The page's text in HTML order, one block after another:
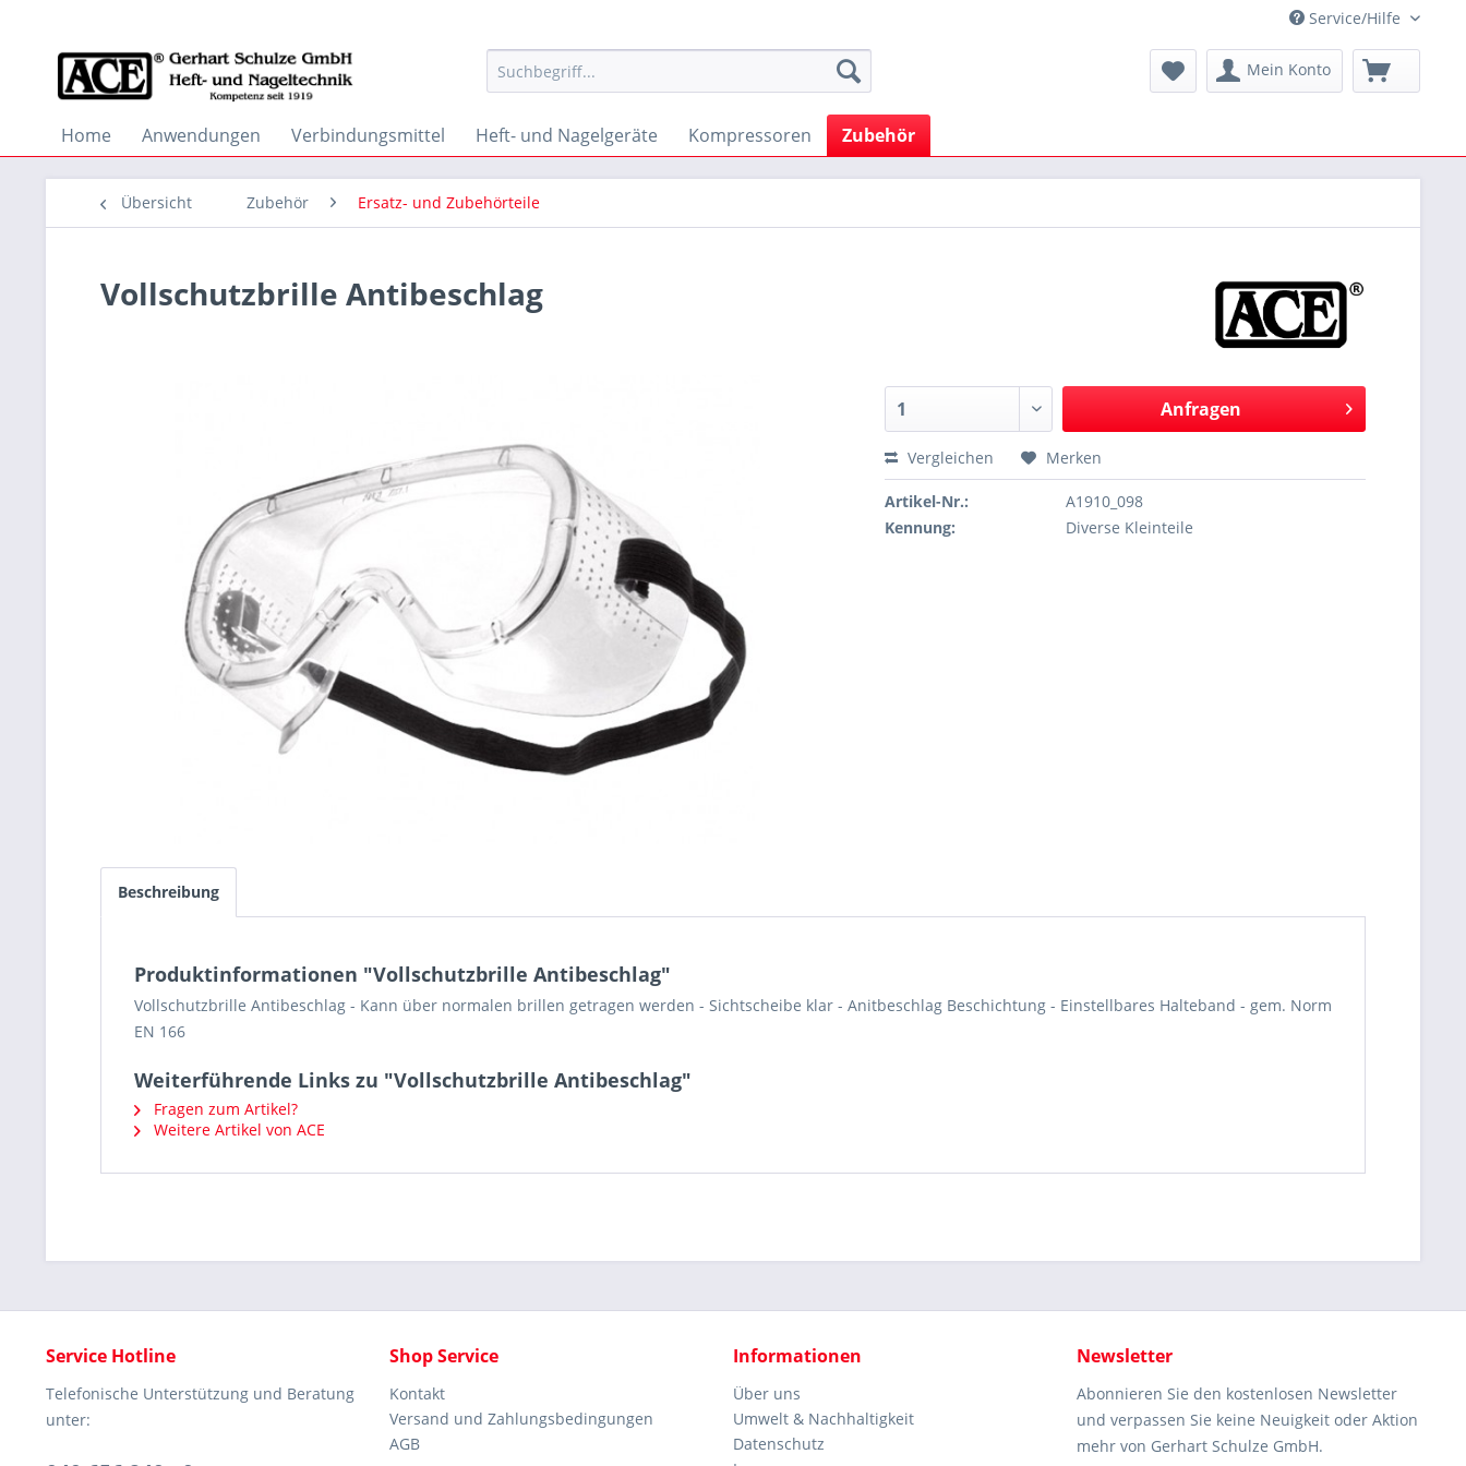
Service/Hilfe
Mein Konto
Home Anwendungen Verbindungsmittel Heft- und Nagelgeräte Kompressoren Zubehör
Übersicht Zubehör Ersatz- und Zubehörteile
Vollschutzbrille Antibeschlag
Anfragen
Vergleichen Merken
Artikel-Nr.:
A1910_098
Kennung:
Diverse Kleinteile
Beschreibung
Produktinformationen "Vollschutzbrille Antibeschlag"
Vollschutzbrille Antibeschlag - Kann über normalen brillen getragen werden - Sichtscheibe klar - Anitbeschlag Beschichtung - Einstellbares Halteband - gem. Norm
EN 166
Weiterführende Links zu "Vollschutzbrille Antibeschlag"
Fragen zum Artikel?
Weitere Artikel von ACE
Service Hotline
Telefonische Unterstützung und Beratung
unter:
Shop Service
Kontakt
Versand und Zahlungsbedingungen
AGB
Informationen
Über uns
Umwelt & Nachhaltigkeit
Datenschutz
Newsletter
Abonnieren Sie den kostenlosen Newsletter
und verpassen Sie keine Neuigkeit oder Aktion
mehr von Gerhart Schulze GmbH.